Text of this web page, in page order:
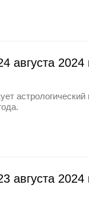
августа 2024
астрологический
августа 2024